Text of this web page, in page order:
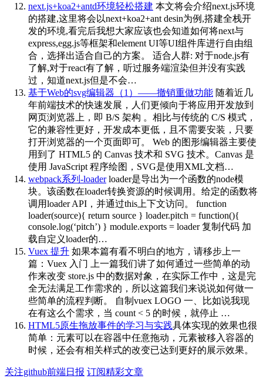
next.js+koa2+antd环境轻松搭建 本文将会介绍next.js环境
的搭建,这里将会以next+koa2+ant desin为例,搭建全栈开
发的环境,看完后我想大家应该也会知道如何将next与
express,egg.js等框架和element UI等UI组件库进行自由组
合，选择出适合自己的方案。 适合人群: 对于node.js有
了解,对于react有了解，听过服务端渲染但并没有实践
过，知道next.js但是不会…
基于Web的svg编辑器（1）——撤销重做功能 随着近几
年前端技术的快速发展，人们更倾向于将应用开发放到
网页浏览器上，即 B/S 架构 。相比与传统的 C/S 模式，
它的兼容性更好，开发成本更低，且不需要安装，只要
打开浏览器的一个页面即可。 Web 的图形编辑器主要使
用到了 HTML5 的 Canvas 技术和 SVG 技术。Canvas 是
使用 JavaScript 程序绘图，SVG是使用XML文档…
webpack系列-loaderloader是导出为一个函数的node模
块。该函数在loader转换资源的时候调用。给定的函数将
调用loader API，并通过this上下文访问。 function
loader(source){ return source } loader.pitch = function(){
console.log(‘pitch’) } module.exports = loader 复制代码 加
载自定义loader的…
Vuex 提升 如果本篇有看不明白的地方，请移步上一
篇：Vuex 入门 上一篇我们讲了如何通过一些简单的动
作来改变 store.js 中的数据对象，在实际工作中，这是完
全无法满足工作需求的，所以这篇我们来说说如何做一
些简单的流程判断。 自制vuex LOGO 一、比如说我现
在有这么个需求，当 count < 5 的时候，就停止 …
HTML5原生拖放事件的学习与实践具体实现的效果也很
简单：元素可以在容器中任意拖动，元素被移入容器的
时候，还会有相关样式的改变已达到更好的展示效果。
关注github前端日报 订阅精彩文章